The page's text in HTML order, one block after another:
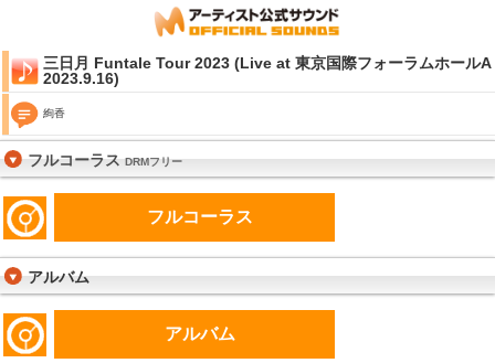
三日月 Funtale Tour 2023 (Live at 東京国際フォーラムホールA
2023.9.16)
絢香
フルコーラスDRMフリー
フルコーラス
アルバム
アルバム